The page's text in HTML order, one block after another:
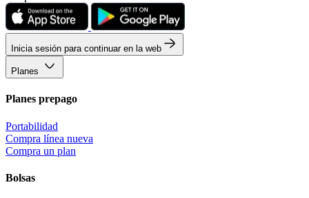
Inicia sesión para continuar en la web
Planes
Planes prepago
Portabilidad
Compra línea nueva
Compra un plan
Bolsas